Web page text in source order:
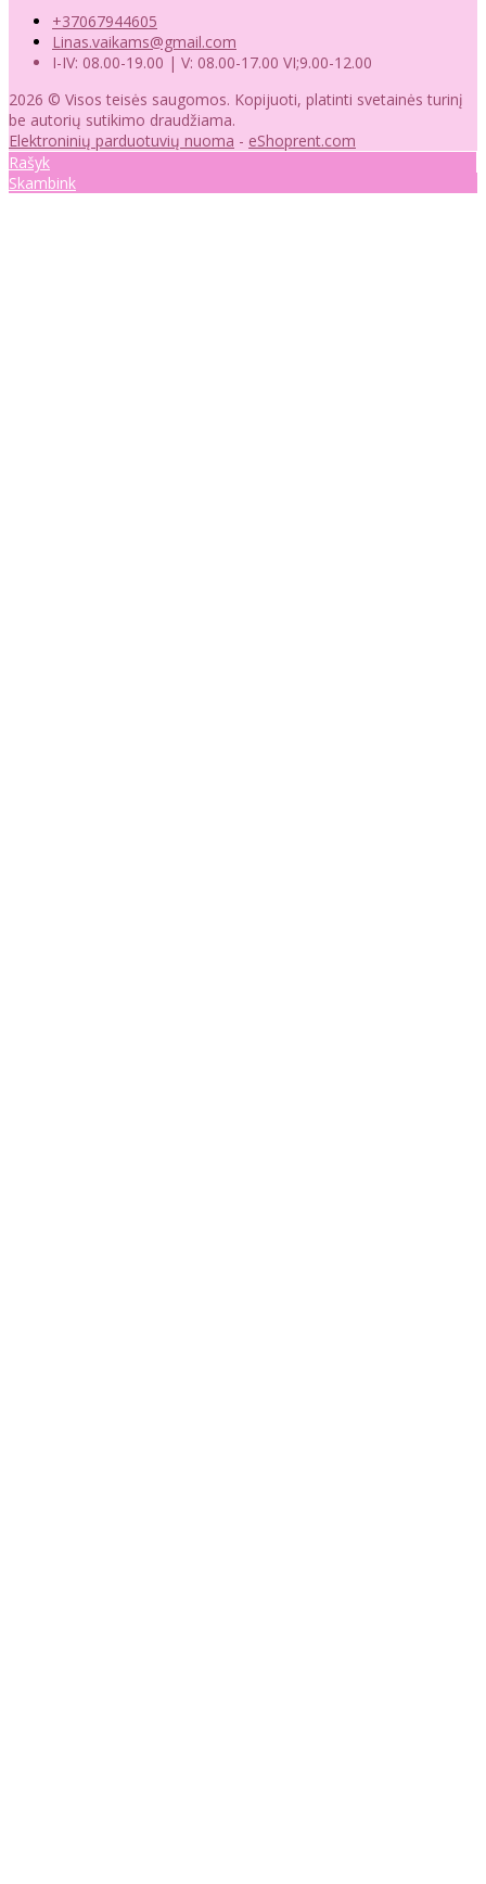
+37067944605
Linas.vaikams@gmail.com
I-IV: 08.00-19.00 | V: 08.00-17.00 VI;9.00-12.00
2026 © Visos teisės saugomos. Kopijuoti, platinti svetainės turinį
be autorių sutikimo draudžiama.
Elektroninių parduotuvių nuoma - eShoprent.com
Rašyk
Skambink